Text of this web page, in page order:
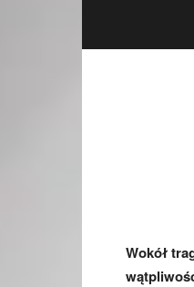
Wokół